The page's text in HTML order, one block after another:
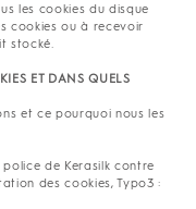
les cookies du disque
cookies ou à recevoir
stocké.
ET DANS QUELS
et ce pourquoi nous les
de Kerasilk contre
des cookies, Typo3 :